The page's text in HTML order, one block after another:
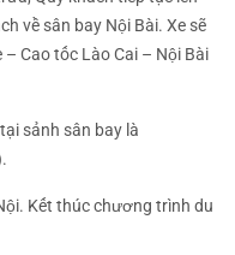
về sân bay Nội Bài. Xe sẽ
Cao tốc Lào Cai – Nội Bài
sảnh sân bay là
Kết thúc chương trình du